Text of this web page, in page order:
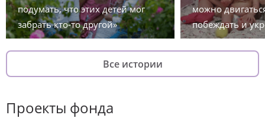
подумать, что этих детей мог
забрать кто-то другой»
можно
побеждать и
Все истории
Проекты фонда